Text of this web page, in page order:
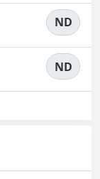
ND
ND